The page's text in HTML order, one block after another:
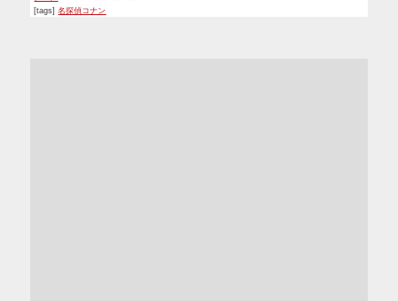
[tags]名探偵コナン